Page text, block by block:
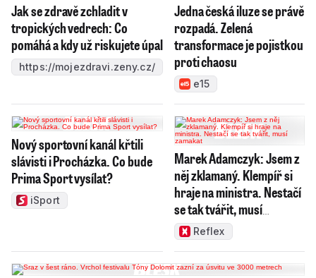
Jak se zdravě zchladit v
tropických vedrech: Co
pomáhá a kdy už riskujete úpal
https://mojezdravi.zeny.cz/
Jedna česká iluze se právě
rozpadá. Zelená
transformace je pojistkou
proti chaosu
e15
Nový sportovní kanál křtili
slávisti i Procházka. Co bude
Prima Sport vysílat?
iSport
Marek Adamczyk: Jsem z
něj zklamaný. Klempíř si
hraje na ministra. Nestačí
se tak tvářit, musí
zamakat
Reflex